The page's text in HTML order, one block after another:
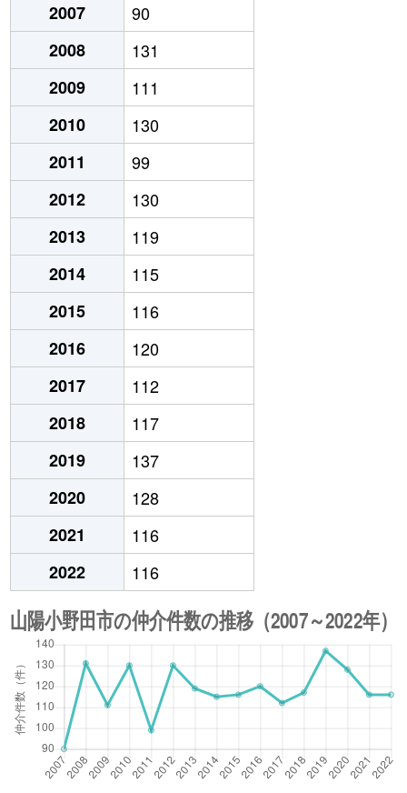
2007
90
2008
131
2009
111
2010
130
2011
99
2012
130
2013
119
2014
115
2015
116
2016
120
2017
112
2018
117
2019
137
2020
128
2021
116
2022
116